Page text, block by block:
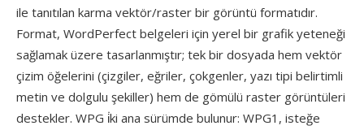
ile tanıtılan karma vektör/raster bir görüntü formatıdır.
Format, WordPerfect belgeleri için yerel bir grafik yeteneği
sağlamak üzere tasarlanmıştır; tek bir dosyada hem vektör
çizim öğelerini (çizgiler, eğriler, çokgenler, yazı tipi belirtimli
metin ve dolgulu şekiller) hem de gömülü raster görüntüleri
destekler. WPG i̇ki ana sürümde bulunur: WPG1, isteğe